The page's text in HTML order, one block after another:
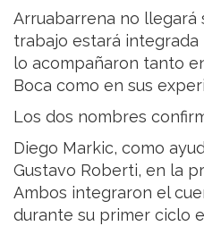
Arruabarrena no llegará
trabajo estará
lo acompañaron tanto
Boca como en sus
Los dos nombres
Diego Markic, como
Gustavo Roberti, en la
Ambos integraron el
durante su primer ciclo